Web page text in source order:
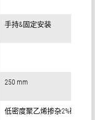
手持&固定安装
250 mm
低密度聚乙烯掺杂2%碳